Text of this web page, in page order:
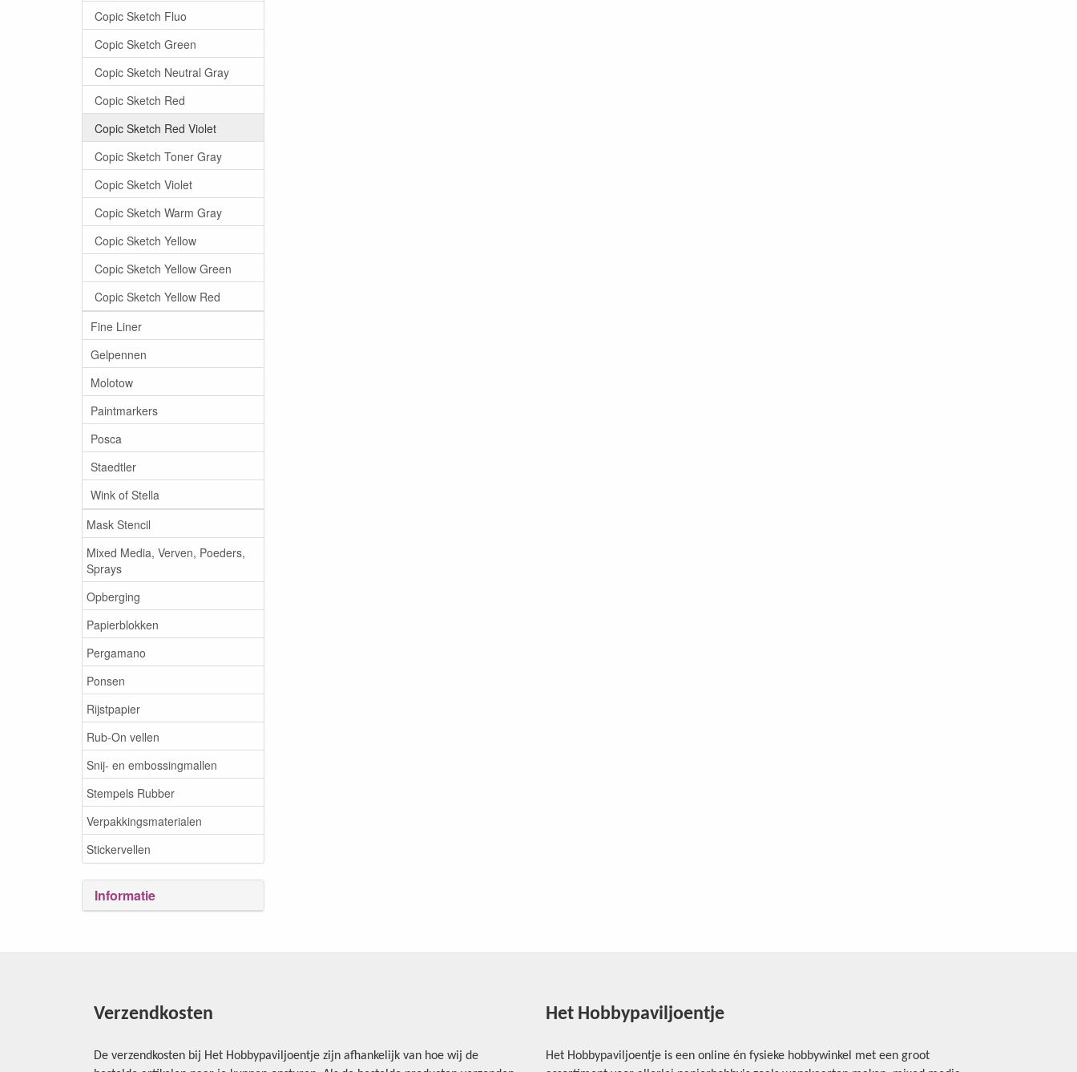
Copic Sketch Fluo
Copic Sketch Green
Copic Sketch Neutral Gray
Copic Sketch Red
Copic Sketch Red Violet
Copic Sketch Toner Gray
Copic Sketch Violet
Copic Sketch Warm Gray
Copic Sketch Yellow
Copic Sketch Yellow Green
Copic Sketch Yellow Red
Fine Liner
Gelpennen
Molotow
Paintmarkers
Posca
Staedtler
Wink of Stella
Mask Stencil
Mixed Media, Verven, Poeders,
Sprays
Opberging
Papierblokken
Pergamano
Ponsen
Rijstpapier
Rub-On vellen
Snij- en embossingmallen
Stempels Rubber
Verpakkingsmaterialen
Stickervellen
Informatie
Verzendkosten
De verzendkosten bij Het Hobbypaviljoentje zijn afhankelijk van hoe wij de
Het Hobbypaviljoentje
Het Hobbypaviljoentje is een online én fysieke hobbywinkel met een groot